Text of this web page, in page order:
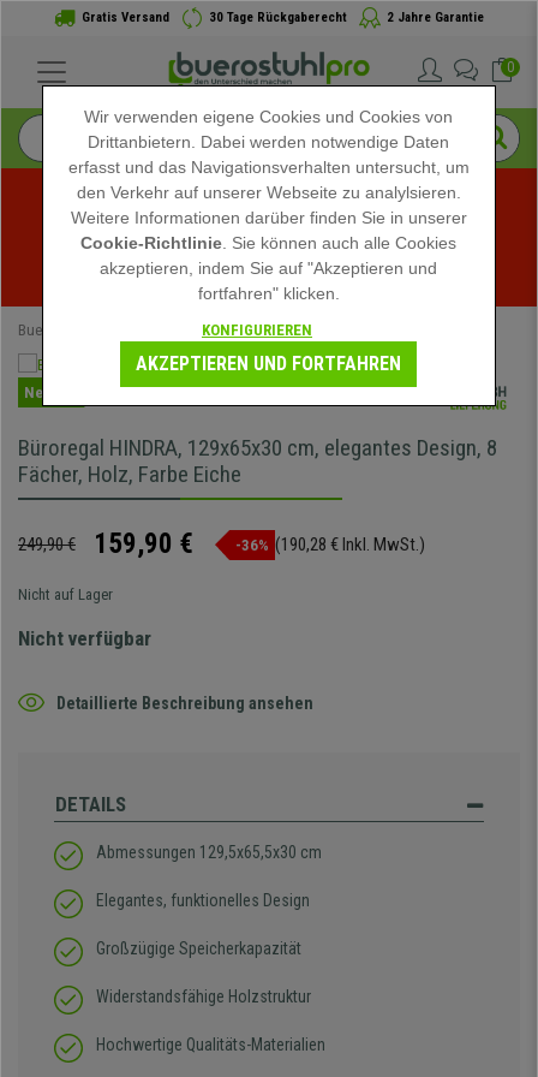
Gratis Versand 30 Tage Rückgaberecht 2 Jahre Garantie
0
Sommerschlussverkauf bei buerostuhlpro! Exklusive
Rabatte für kurze Zeit - Aktion ansehen -
Buerostuhlpro
Neuheit
Büroregal HINDRA, 129x65x30 cm, elegantes Design, 8
Fächer, Holz, Farbe Eiche
249,90 € 159,90 € -36% (190,28 € Inkl. MwSt.)
Nicht auf Lager
Nicht verfügbar
Detaillierte Beschreibung ansehen
DETAILS
Abmessungen 129,5x65,5x30 cm
Elegantes, funktionelles Design
Großzügige Speicherkapazität
Widerstandsfähige Holzstruktur
Hochwertige Qualitäts-Materialien
Wir verwenden eigene Cookies und Cookies von
Drittanbietern. Dabei werden notwendige Daten
erfasst und das Navigationsverhalten untersucht, um
den Verkehr auf unserer Webseite zu analylsieren.
Weitere Informationen darüber finden Sie in unserer
Cookie-Richtlinie . Sie können auch alle Cookies
akzeptieren, indem Sie auf "Akzeptieren und
fortfahren" klicken.
KONFIGURIEREN
AKZEPTIEREN UND FORTFAHREN